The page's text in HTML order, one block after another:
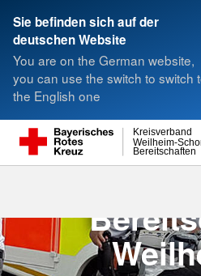
Sie befinden sich auf der
deutschen Website
You are on the German website,
you can use the switch to switch
the English one
Bereitschaften
Weilheim-
Kreisverband
Suche
Bereitschaft Weilheim